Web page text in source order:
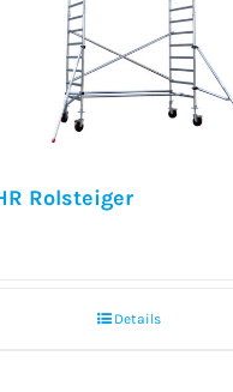
Rolsteiger
Details